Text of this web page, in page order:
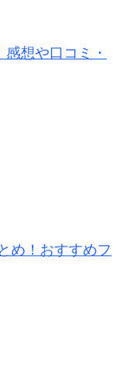
想や口コミ・
め！おすすめフ